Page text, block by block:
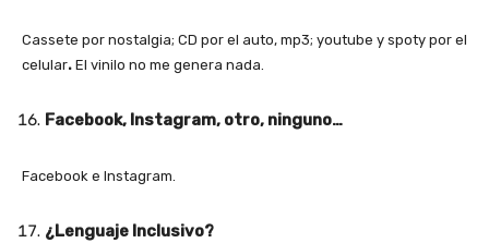
Cassete por nostalgia; CD por el auto, mp3; youtube y spoty por el
celular. El vinilo no me genera nada.
Facebook, Instagram, otro, ninguno…
Facebook e Instagram.
¿Lenguaje Inclusivo?